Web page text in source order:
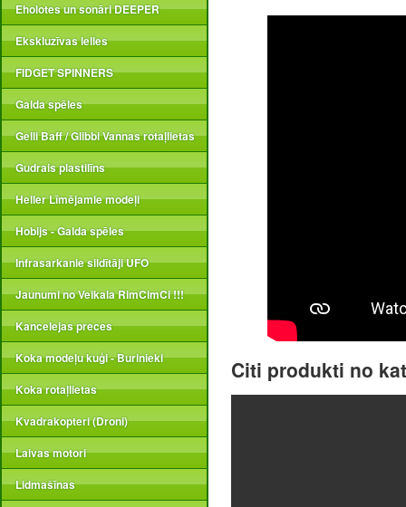
Eholotes un sonāri DEEPER
Ekskluzīvas lelles
FIDGET SPINNERS
Galda spēles
Gelli Baff / Glibbi Vannas rotaļlietas
Gudrais plastilīns
Heller Līmējamie modeļi
Hobijs - Galda spēles
Infrasarkanie sildītāji UFO
Jaunumi no Veikala RimCimCi !!!
Kancelejas preces
Koka modeļu kuģi - Burinieki
Koka rotaļlietas
Kvadrakopteri (Droni)
Laivas motori
Lidmašīnas
Citi produkti no